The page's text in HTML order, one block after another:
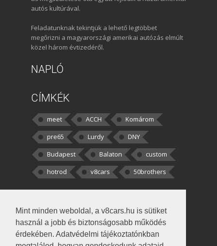
Mint minden weboldal, a v8cars.hu is sütiket
használ a jobb és biztonságosabb működés
érdekében. Adatvédelmi tájékoztatónkban
autós kultúrával.
Feladatunknak tekintjük a lehető legtöbbet
megőrizni a magyarországi amerikai autózás elmúlt
közel három évtizedéről.
NAPLÓ
CÍMKÉK
meet ACCH
Komárom
pre65
Lurdy
DNY
Budapest
Balaton
custom
hotrod
v8cars 50brothers
kortisz:Elszúrtam! Én csak két
darabbaal számoltam. Nem tudtam, hogy fél autót,